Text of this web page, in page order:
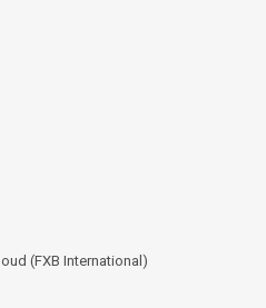
(FXB International)